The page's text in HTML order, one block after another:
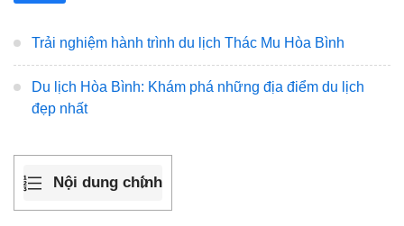
Trải nghiệm hành trình du lịch Thác Mu Hòa Bình
Du lịch Hòa Bình: Khám phá những địa điểm du lịch
đẹp nhất
Nội dung chính